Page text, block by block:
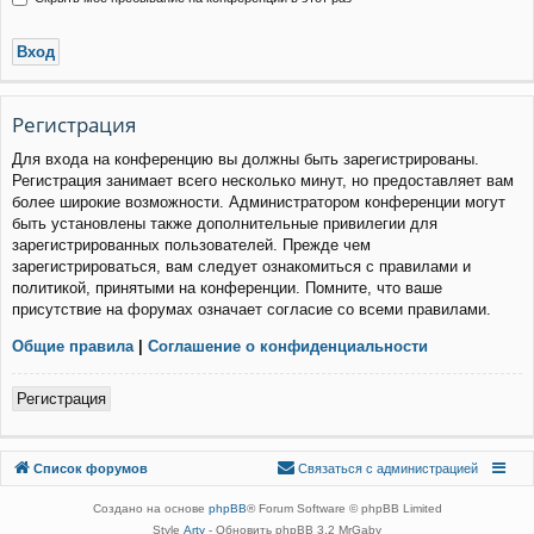
Регистрация
Для входа на конференцию вы должны быть зарегистрированы.
Регистрация занимает всего несколько минут, но предоставляет вам
более широкие возможности. Администратором конференции могут
быть установлены также дополнительные привилегии для
зарегистрированных пользователей. Прежде чем
зарегистрироваться, вам следует ознакомиться с правилами и
политикой, принятыми на конференции. Помните, что ваше
присутствие на форумах означает согласие со всеми правилами.
Общие правила | Соглашение о конфиденциальности
Регистрация
Список форумов
Связаться с
Связаться с администрацией
Создано на основе phpBB® Forum Software © phpBB Limited
Style Arty - Обновить phpBB 3.2 MrGaby